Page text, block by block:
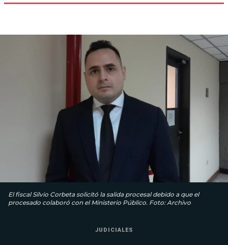
El fiscal Silvio Corbeta solicitó la salida procesal debido a que el
procesado colaboró con el Ministerio Público. Foto: Archivo
JUDICIALES